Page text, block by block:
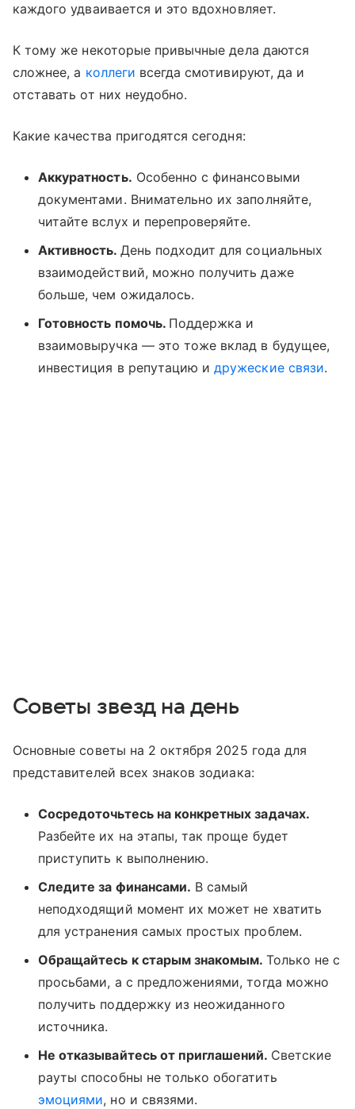
каждого удваивается и это вдохновляет.
К тому же некоторые привычные дела даются
сложнее, а коллеги всегда смотивируют, да и
отставать от них неудобно.
Какие качества пригодятся сегодня:
Аккуратность. Особенно с финансовыми
документами. Внимательно их заполняйте,
читайте вслух и перепроверяйте.
Активность. День подходит для социальных
взаимодействий, можно получить даже
больше, чем ожидалось.
Готовность помочь. Поддержка и
взаимовыручка — это тоже вклад в будущее,
инвестиция в репутацию идружеские связи.
Советы звезд на день
Основные советы на 2 октября 2025 года для
представителей всех знаков зодиака:
Сосредоточьтесь на конкретных задачах.
Разбейте их на этапы, так проще будет
приступить к выполнению.
Следите за финансами. В самый
неподходящий момент их может не хватить
для устранения самых простых проблем.
Обращайтесь к старым знакомым. Только не с
просьбами, а с предложениями, тогда можно
получить поддержку из неожиданного
источника.
Не отказывайтесь от приглашений. Светские
рауты способны не только обогатить
эмоциями, но и связями.